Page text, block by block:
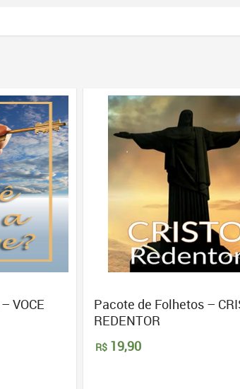
VOCE
Pacote de Folhetos –
REDENTOR
R$ 19,90